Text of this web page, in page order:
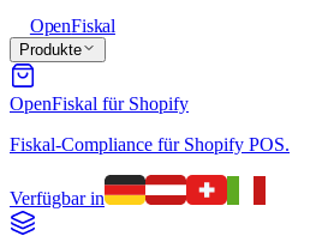
OpenFiskal
Produkte
OpenFiskal für Shopify
Fiskal-Compliance für Shopify POS.
Verfügbar in